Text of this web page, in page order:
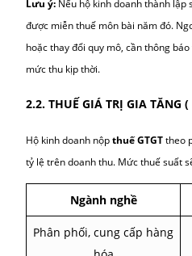
Trên 500 triệu đồng
Từ 300 – 500 triệu
được miễn thuế môn bài năm
hoặc thay đổi quy mô, cần
mức thu kịp thời.
2.2. THUẾ GIÁ TRỊ GIA